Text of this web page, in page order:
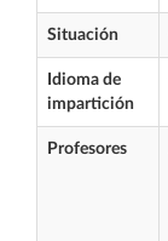
Situación
Idioma de
impartición
Profesores